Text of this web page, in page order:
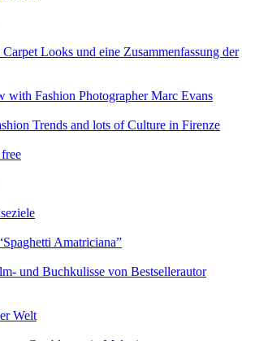
Looks und eine Zusammenfassung der
with Fashion Photographer Marc Evans
Trends and lots of Culture in Firenze
Amatriciana”
und Buchkulisse von Bestsellerautor
Welt